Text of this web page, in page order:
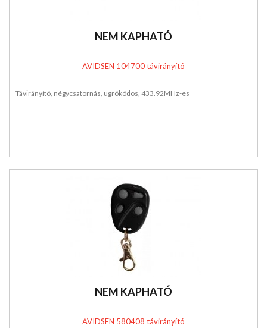
NEM KAPHATÓ
AVIDSEN 104700 távirányító
Távirányító, négycsatornás, ugrókódos, 433.92MHz-es
NEM KAPHATÓ
AVIDSEN 580408 távirányító